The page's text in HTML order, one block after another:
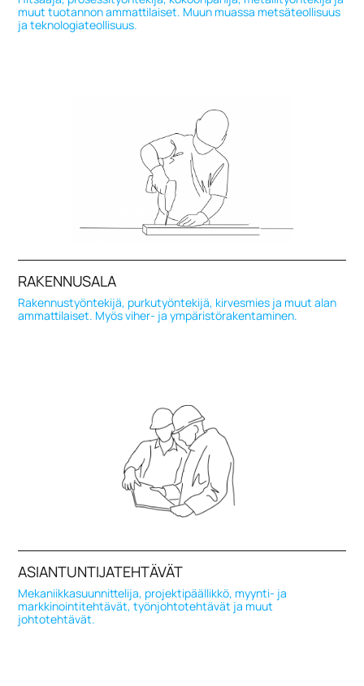
muut tuotannon ammattilaiset. Muun muassa metsäteollisuus
ja teknologiateollisuus.
RAKENNUSALA
Rakennustyöntekijä, purkutyöntekijä, kirvesmies ja muut alan
ammattilaiset. Myös viher- ja ympäristörakentaminen.
ASIANTUNTIJATEHTÄVÄT
Mekaniikkasuunnittelija, projektipäällikkö, myynti- ja
markkinointitehtävät, työnjohtotehtävät ja muut
johtotehtävät.